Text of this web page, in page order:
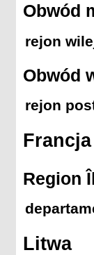
Obwód
rejon
Obwód
rejon
Francja
Region
Litwa